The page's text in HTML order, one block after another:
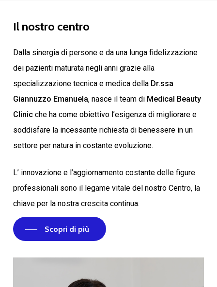
Il nostro centro
Dalla sinergia di persone e da una lunga fidelizzazione
dei pazienti maturata negli anni grazie alla
specializzazione tecnica e medica dellaDr.ssa
Giannuzzo Emanuela, nasce il team di Medical Beauty
Clinicche ha come obiettivo l’esigenza di migliorare e
soddisfare la incessante richiesta di benessere in un
settore per natura in costante evoluzione.
L’ innovazione e l’aggiornamento costante delle figure
professionali sono il legame vitale del nostro Centro, la
chiave per la nostra crescita continua.
Scopri di più